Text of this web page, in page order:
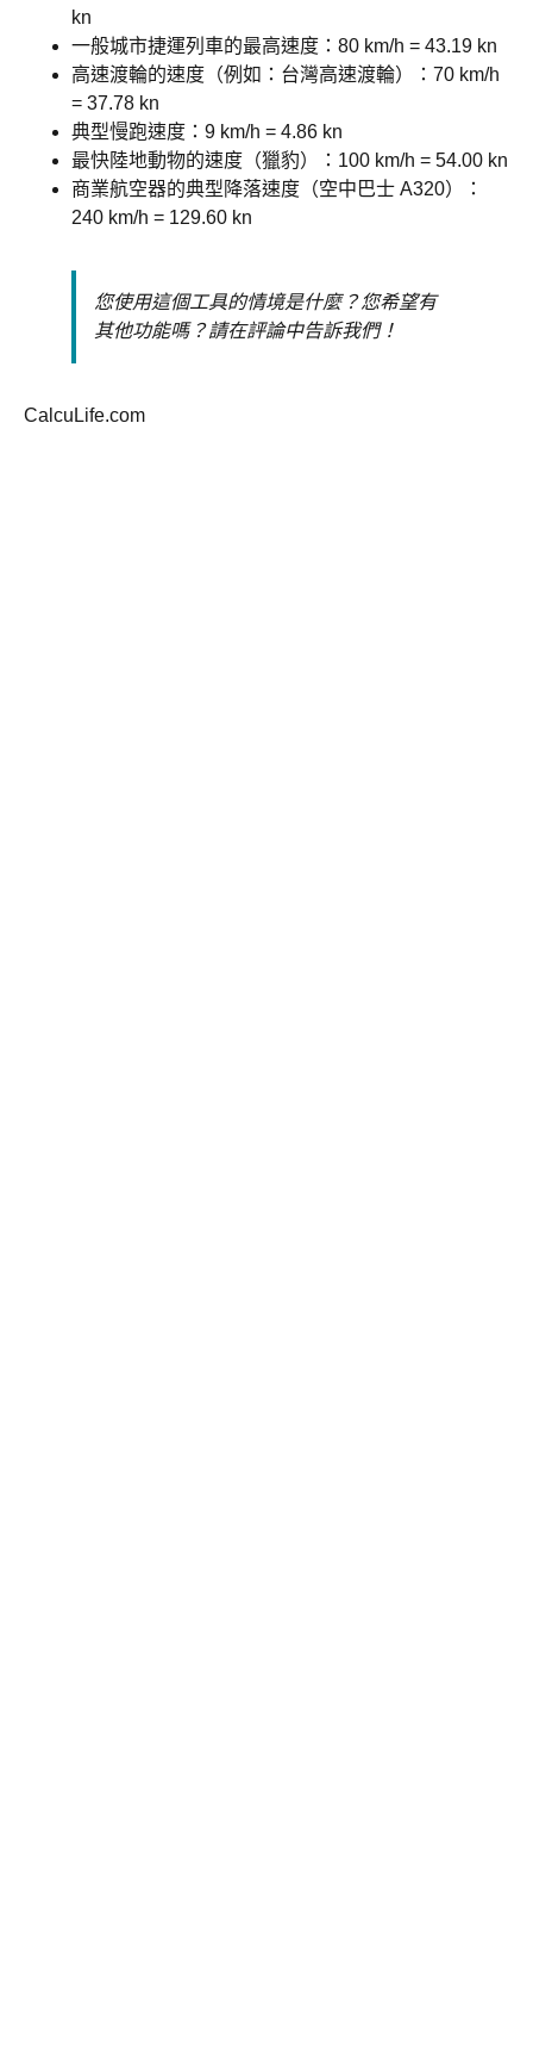
kn
一般城市捷運列車的最高速度：80 km/h = 43.19 kn
高速渡輪的速度（例如：台灣高速渡輪）：70 km/h
= 37.78 kn
典型慢跑速度：9 km/h = 4.86 kn
最快陸地動物的速度（獵豹）：100 km/h = 54.00 kn
商業航空器的典型降落速度（空中巴士 A320）：
240 km/h = 129.60 kn
您使用這個工具的情境是什麼？您希望有
其他功能嗎？請在評論中告訴我們！
CalcuLife.com